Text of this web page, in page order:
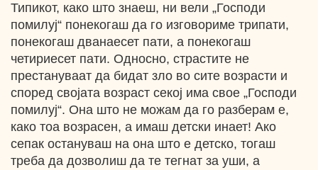
Типикот, како што знаеш, ни вели „Господи
помилуј“ понекогаш да го изговориме трипати,
понекогаш дванаесет пати, а понекогаш
четириесет пати. Односно, страстите не
престануваат да бидат зло во сите возрасти и
според својата возраст секој има свое „Господи
помилуј“. Она што не можам да го разберам е,
како тоа возрасен, а имаш детски инает! Ако
сепак остануваш на она што е детско, тогаш
треба да дозволиш да те тегнат за уши, а